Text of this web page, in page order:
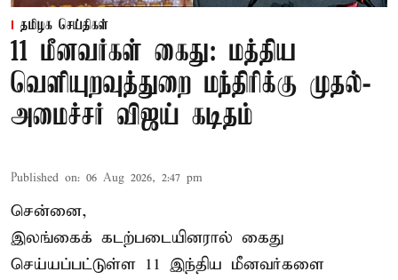
தமிழக செய்திகள்
11 மீனவர்கள் கைது: மத்திய
வெளியுறவுத்துறை மந்திரிக்கு முதல்-
அமைச்சர் விஜய் கடிதம்
Published on: 06 Aug 2026, 2:47 pm
சென்னை,
இலங்கைக் கடற்படையினரால் கைது
செய்யப்பட்டுள்ள 11 இந்திய மீனவர்களை